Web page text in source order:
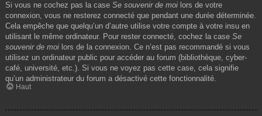
Si vous ne cochez pas la case Se souvenir de moi lors de votre
connexion, vous ne resterez connecté que pendant une durée déterminée.
Cela empêche que quelqu’un d’autre utilise votre compte à votre insu en
utilisant le même ordinateur. Pour rester connecté, cochez la case Se
souvenir de moi lors de la connexion. Ce n’est pas recommandé si vous
utilisez un ordinateur public pour accéder au forum (bibliothèque, cyber-
café, université, etc.). Si vous ne voyez pas cette case, cela signifie
qu’un administrateur du forum a désactivé cette fonctionnalité.
Haut